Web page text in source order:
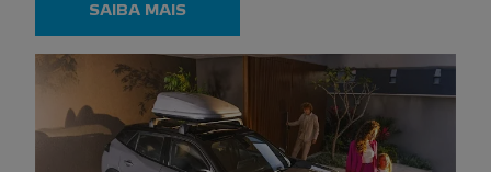
SAIBA MAIS